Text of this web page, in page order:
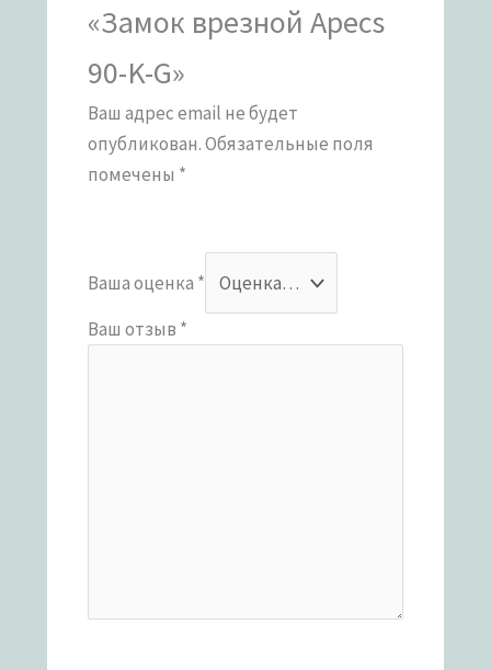
«Замок врезной Apecs
90-K-G»
Ваш адрес email не будет
опубликован.Обязательные поля
помечены *
Ваша оценка *
Ваш отзыв *